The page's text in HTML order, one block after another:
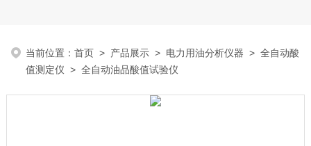
当前位置：首页 > 产品展示 > 电力用油分析仪器 >全自动酸
值测定仪 > 全自动油品酸值试验仪